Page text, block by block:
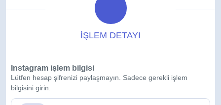
İŞLEM DETAYI
Instagram işlem bilgisi
Lütfen hesap şifrenizi paylaşmayın. Sadece gerekli işlem
bilgisini girin.